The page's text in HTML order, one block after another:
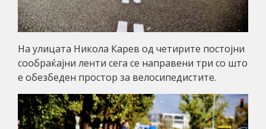
На улицата Никола Карев од четирите постојни
сообраќајни ленти сега се направени три со што
е обезбеден простор за велосипедистите.